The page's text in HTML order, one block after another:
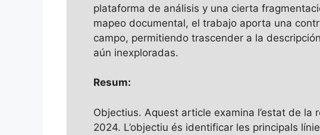
plataforma de análisis y una cierta
mapeo documental, el trabajo aporta una
campo, permitiendo trascender a la
aún inexploradas.
Resum:
Objectius. Aquest article examina l’estat de
2024. L’objectiu és identificar les principals